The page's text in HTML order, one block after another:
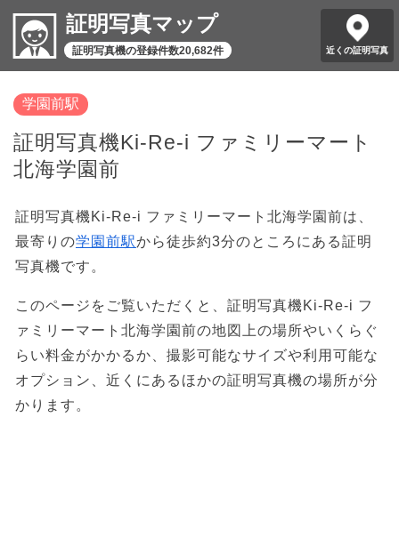
証明写真マップ
証明写真機の登録件数20,682件 近くの証明写真
学園前駅
証明写真機Ki-Re-i ファミリーマート
北海学園前
証明写真機Ki-Re-i ファミリーマート北海学園前は、
最寄りの学園前駅から徒歩約3分のところにある証明
写真機です。
このページをご覧いただくと、証明写真機Ki-Re-i フ
ァミリーマート北海学園前の地図上の場所やいくらぐ
らい料金がかかるか、撮影可能なサイズや利用可能な
オプション、近くにあるほかの証明写真機の場所が分
かります。